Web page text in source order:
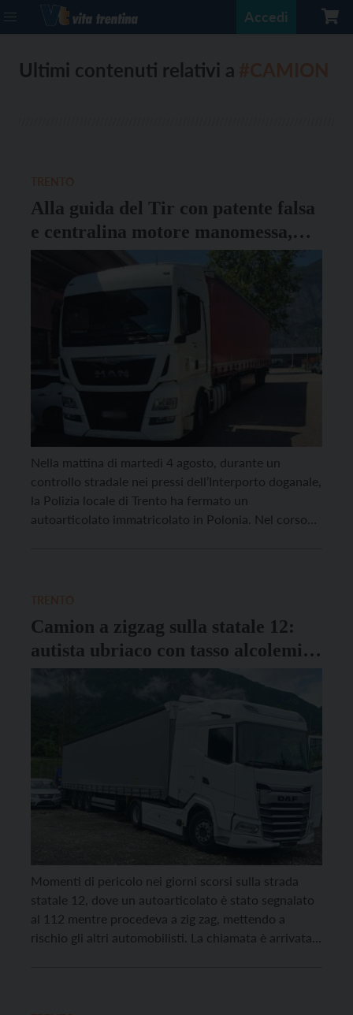
Accedi
Ultimi contenuti relativi a
Alla guida del Tir con patente falsa
e centralina motore manomessa,
camionista denunciato
Nella mattina di martedì 4 agosto, durante un
controllo stradale nei pressi dell’Interporto doganale,
la Polizia locale di Trento ha fermato un
autoarticolato immatricolato in Polonia. Nel corso
Camion a zigzag sulla statale 12:
autista ubriaco con tasso alcolemico
sei volte oltre il limite
Momenti di pericolo nei giorni scorsi sulla strada
statale 12, dove un autoarticolato è stato segnalato
al 112 mentre procedeva a zig zag, mettendo a
rischio gli altri automobilisti. La chiamata è arrivata